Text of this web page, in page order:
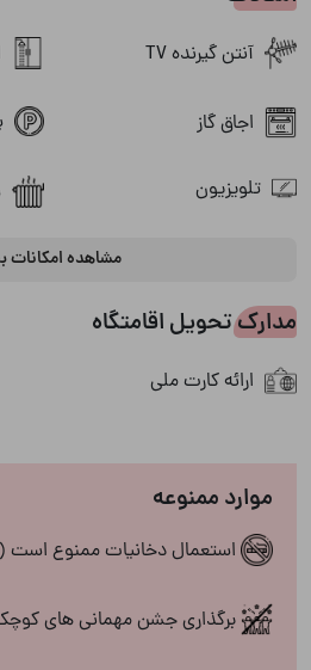
آنتن گیرنده TV
اجاق گاز
تلویزیون
فضای نشیمن در محوطه
سرویس بهداشتی
ایرانی
مشاهده امکانات
مدارک تحویل اقامتگاه
ارائه کارت ملی
موارد ممنوعه
استعمال دخانیات ممنوع است
برگذاری جشن مهمانی های